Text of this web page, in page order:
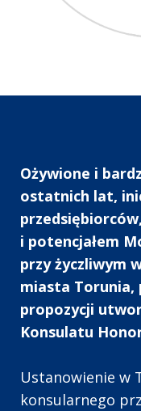
Ożywione i
ostatnich lat,
i potencjałem
przy życzliwym
miasta Torunia,
propozycji
Konsulatu
Ustanowienie w
konsularnego